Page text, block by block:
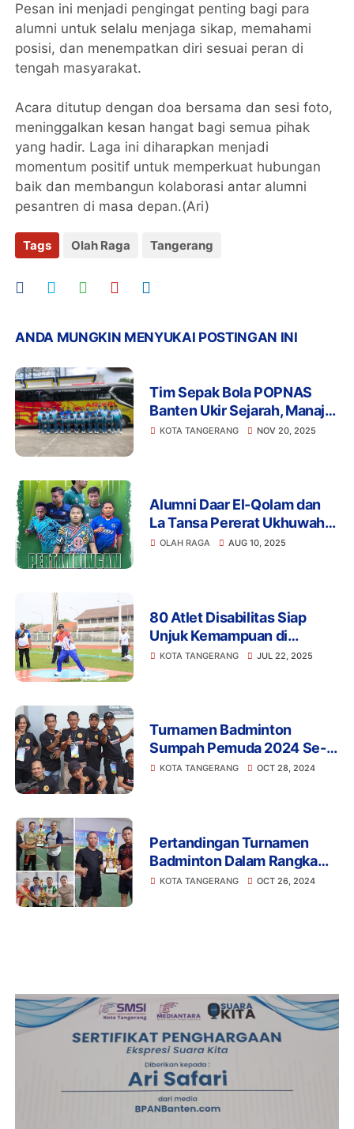
Pesan ini menjadi pengingat penting bagi para
alumni untuk selalu menjaga sikap, memahami
posisi, dan menempatkan diri sesuai peran di
tengah masyarakat.
Acara ditutup dengan doa bersama dan sesi foto,
meninggalkan kesan hangat bagi semua pihak
yang hadir. Laga ini diharapkan menjadi
momentum positif untuk memperkuat hubungan
baik dan membangun kolaborasi antar alumni
pesantren di masa depan.(Ari)
Tags Olah Raga Tangerang
ANDA MUNGKIN MENYUKAI POSTINGAN INI
Tim Sepak Bola POPNAS
Banten Ukir Sejarah, Manajer
Beri Apresiasi
KOTA TANGERANG NOV 20, 2025
Alumni Daar El-Qolam dan
La Tansa Pererat Ukhuwah
Lewat Sepak Bola
OLAH RAGA AUG 10, 2025
80 Atlet Disabilitas Siap
Unjuk Kemampuan di
PEPARKOT Tangerang 2025
KOTA TANGERANG JUL 22, 2025
Turnamen Badminton
Sumpah Pemuda 2024 Se-
Karawaci Resmi Ditutup
KOTA TANGERANG OCT 28, 2024
Pertandingan Turnamen
Badminton Dalam Rangka
Sambut Hari Sumpah
KOTA TANGERANG OCT 26, 2024